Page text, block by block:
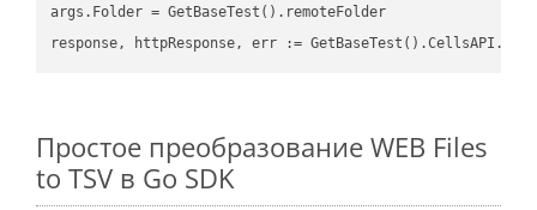
args.Folder = GetBaseTest().remoteFolder
Простое преобразование WEB Files
to TSV в Go SDK